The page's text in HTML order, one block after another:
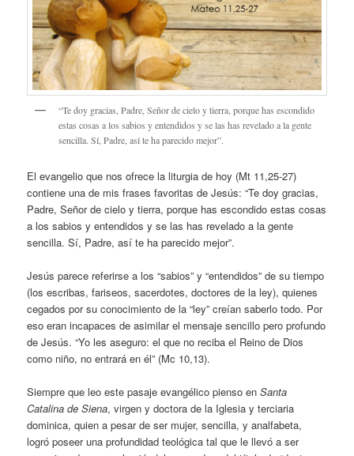
“Te doy gracias, Padre, Señor de cielo y tierra, porque has escondido
estas cosas a los sabios y entendidos y se las has revelado a la gente
sencilla. Sí, Padre, así te ha parecido mejor”.
El evangelio que nos ofrece la liturgia de hoy (Mt 11,25-27)
contiene una de mis frases favoritas de Jesús: “Te doy gracias,
Padre, Señor de cielo y tierra, porque has escondido estas cosas
a los sabios y entendidos y se las has revelado a la gente
sencilla. Sí, Padre, así te ha parecido mejor”.
Jesús parece referirse a los “sabios” y “entendidos” de su tiempo
(los escribas, fariseos, sacerdotes, doctores de la ley), quienes
cegados por su conocimiento de la “ley” creían saberlo todo. Por
eso eran incapaces de asimilar el mensaje sencillo pero profundo
de Jesús. “Yo les aseguro: el que no reciba el Reino de Dios
como niño, no entrará en él” (Mc 10,13).
Siempre que leo este pasaje evangélico pienso enSanta
Catalina de Siena, virgen y doctora de la Iglesia y terciaria
dominica, quien a pesar de ser mujer, sencilla, y analfabeta,
logró poseer una profundidad teológica tal que le llevó a ser